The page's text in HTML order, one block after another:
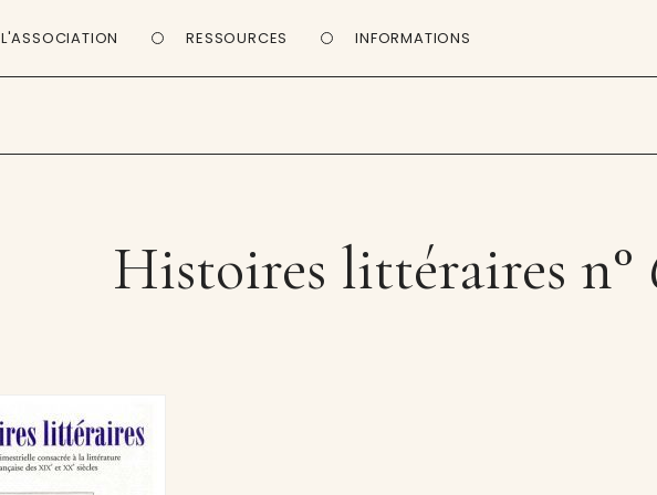
L'ASSOCIATION RESSOURCES INFORMATIONS
Histoires littéraires n°